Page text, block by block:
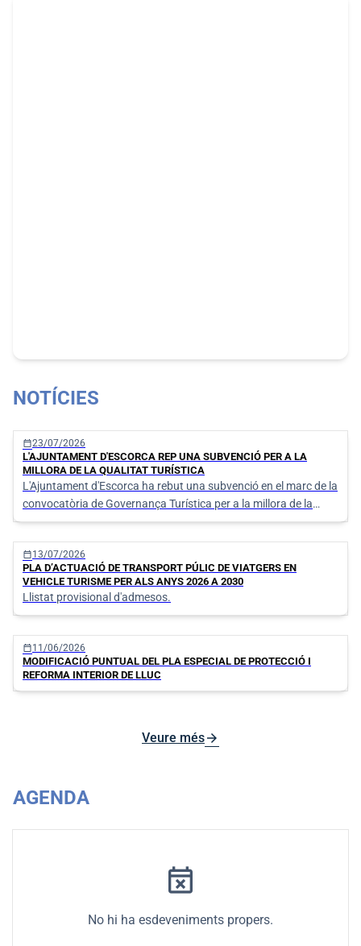
NOTÍCIES
calendar_today23/07/2026
L'AJUNTAMENT D'ESCORCA REP UNA SUBVENCIÓ PER A LA
MILLORA DE LA QUALITAT TURÍSTICA
L'Ajuntament d'Escorca ha rebut una subvenció en el marc de la
convocatòria de Governança Turística per a la millora de la
qualitat de l'oferta i les destinacions turístiques de les Illes
Balears, destinada a finançar diverses actuacions orientades a
reforçar la qualitat dels serveis municipals.
calendar_today13/07/2026
PLA D’ACTUACIÓ DE TRANSPORT PÚLIC DE VIATGERS EN
VEHICLE TURISME PER ALS ANYS 2026 A 2030
Llistat provisional d'admesos.
calendar_today11/06/2026
MODIFICACIÓ PUNTUAL DEL PLA ESPECIAL DE PROTECCIÓ I
REFORMA INTERIOR DE LLUC
Veure mésarrow_forward
AGENDA
event_busy
No hi ha esdeveniments propers.